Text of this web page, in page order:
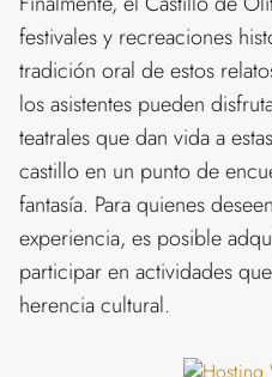
festivales y recreaciones
tradición oral de estos
los asistentes pueden
teatrales que dan vida a
castillo en un punto de
fantasía. Para quienes
experiencia, es posible
participar en actividades
herencia cultural.